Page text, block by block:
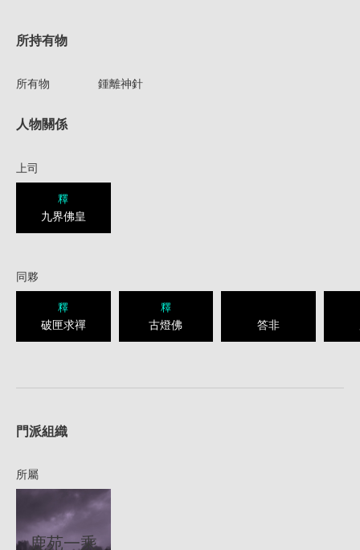
所持有物
所有物 鍾離神針
人物關係
上司
釋
九界佛皇
同夥
釋
破匣求禪
釋
古燈佛 答非
門派組織
所屬
鹿苑一乘